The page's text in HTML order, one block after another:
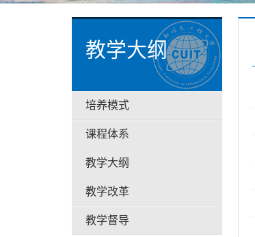
教学大纲
培养模式
课程体系
教学大纲
教学改革
教学督导